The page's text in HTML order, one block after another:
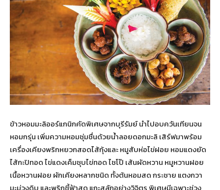
ข้าวหอมมะลิออร์แกนิกคัดพิเศษจากบุรีรัมย์ นำไปอบควันเทียนจน
หอมกรุ่น เพิ่มความหอมชุ่มชื่นด้วยน้ำลอยดอกมะลิ เสิร์ฟมาพร้อม
เครื่องเคียงพริกหยวกสอดไส้กุ้งและ หมูสับห่อไข่ฝอย หอมแดงยัด
ไส้กะปิทอด ไข่แดงเค็มชุบไข่ทอด ไชโป๊ เส้นผัดหวาน หมูหวานฝอย
เนื้อหวานฝอย ผักเคียงหลากชนิด ทั้งต้นหอมสด กระชาย แตงกวา
มะม่วงดิบ และพริกชี้ฟ้าสด แกะสลักอย่างวิจิตร พิเศษมีเฉพาะช่วง